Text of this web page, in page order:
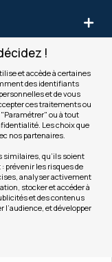
!
et accède à certaines
des identifiants
et de vous
ces traitements ou
ou à tout
Les choix que
nos partenaires.
similaires, qu’ils soient
prévenir les risques de
analyser activement
stocker et accéder à
et des contenus
et développer
Valider